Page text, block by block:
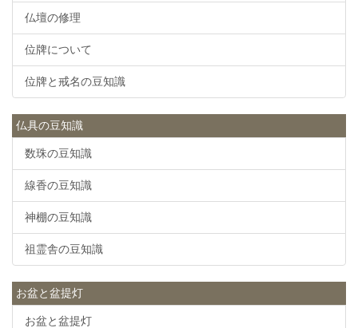
仏壇の修理
位牌について
位牌と戒名の豆知識
仏具の豆知識
数珠の豆知識
線香の豆知識
神棚の豆知識
祖霊舎の豆知識
お盆と盆提灯
お盆と盆提灯